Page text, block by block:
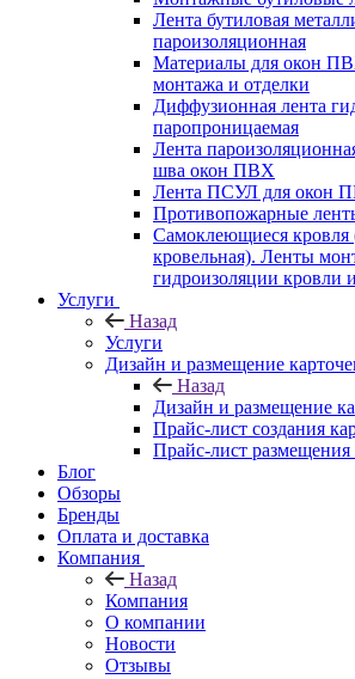
Лента бутиловая
пароизоляционная
Материалы для окон
монтажа и отделки
Диффузионная лента
паропроницаемая
Лента
шва окон ПВХ
Лента ПСУЛ для окон
Противопожарные
Самоклеющиеся кровля
кровельная). Ленты
гидроизоляции кровли
Услуги
Назад
Услуги
Дизайн и размещение
Назад
Дизайн и размещение
Прайс-лист создания
Прайс-лист размещения
Блог
Обзоры
Бренды
Оплата и доставка
Компания
Назад
Компания
О компании
Новости
Отзывы